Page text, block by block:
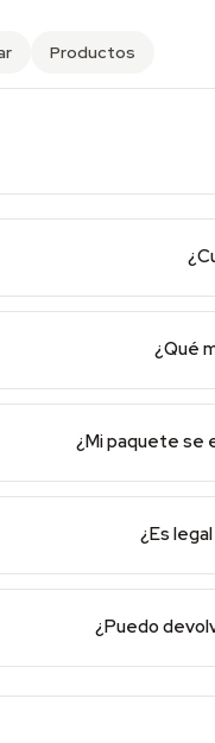
Productos
¿Qué
¿Mi paquete se
¿Es
¿Puedo